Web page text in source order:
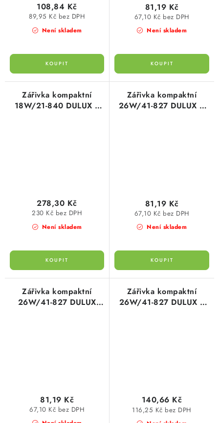
Není skladem
89,95 Kč bez DPH
108,84 Kč
Není skladem
67,10 Kč bez DPH
81,19 Kč
Zářivka kompaktní
18W/21-840 DULUX F
Není skladem
230 Kč bez DPH
278,30 Kč
Zářivka kompaktní
26W/41-827 DULUX D
Není skladem
67,10 Kč bez DPH
81,19 Kč
Zářivka kompaktní
26W/41-827 DULUX
67,10 Kč bez DPH
81,19 Kč
Zářivka kompaktní
26W/41-827 DULUX T
116,25 Kč bez DPH
140,66 Kč